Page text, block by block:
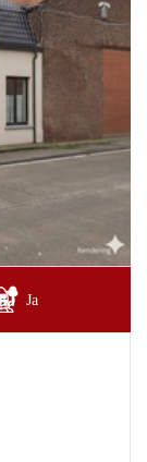
Ja